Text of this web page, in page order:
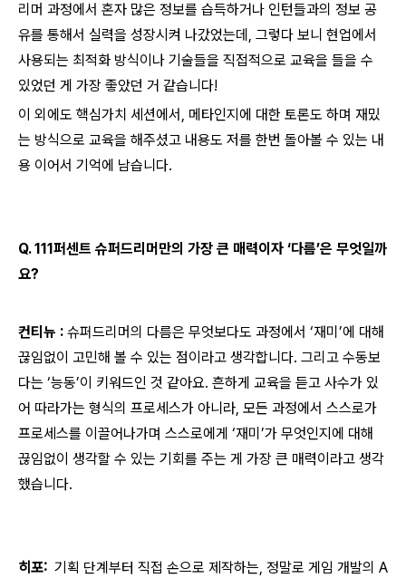
리머 과정에서 혼자 많은 정보를 습득하거나 인턴들과의 정보 공
유를 통해서 실력을 성장시켜 나갔었는데, 그렇다 보니 현업에서
사용되는 최적화 방식이나 기술들을 직접적으로 교육을 들을 수
있었던 게 가장 좋았던 거 같습니다!
이 외에도 핵심가치 세션에서, 메타인지에 대한 토론도 하며 재밌
는 방식으로 교육을 해주셨고 내용도 저를 한번 돌아볼 수 있는 내
용 이어서 기억에 남습니다.
Q. 111퍼센트 슈퍼드리머만의 가장 큰 매력이자 ‘다름’은 무엇일까
요?
컨티뉴 : 슈퍼드리머의 다름은 무엇보다도 과정에서 ‘재미’에 대해
끊임없이 고민해 볼 수 있는 점이라고 생각합니다. 그리고 수동보
다는 ‘능동’이 키워드인 것 같아요. 흔하게 교육을 듣고 사수가 있
어 따라가는 형식의 프로세스가 아니라, 모든 과정에서 스스로가
프로세스를 이끌어나가며 스스로에게 ‘재미’가 무엇인지에 대해
끊임없이 생각할 수 있는 기회를 주는 게 가장 큰 매력이라고 생각
했습니다.
히포: 기획 단계부터 직접 손으로 제작하는, 정말로 게임 개발의 A